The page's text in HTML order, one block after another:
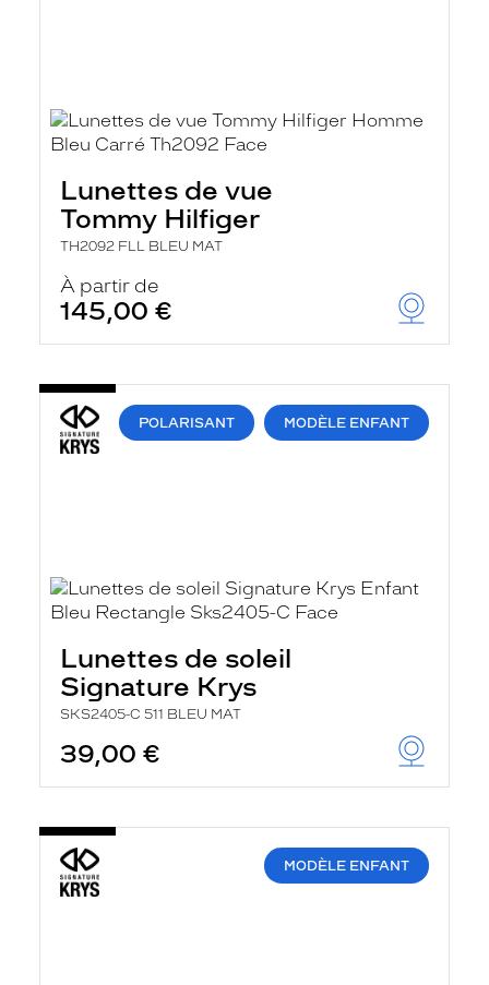
Lunettes de vue
Tommy Hilfiger
TH2092 FLL BLEU MAT
À partir de
145,00 €
POLARISANT MODÈLE ENFANT
Lunettes de soleil
Signature Krys
SKS2405-C 511 BLEU MAT
39,00 €
MODÈLE ENFANT